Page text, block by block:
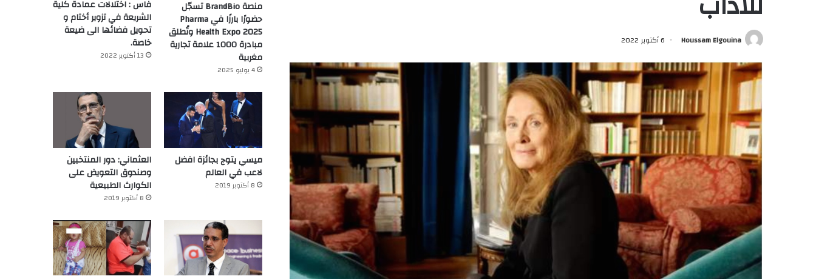
Houssam Elgouina 6 أكتوبر 2022
منصة BrandBio تسجّل
حضورًا بارزًا في Pharma
Health Expo 2025 وتُطلق
مبادرة 1000 علامة تجارية
مغربية
4 يوليو 2025
فاس : اختلالات عمادة كلية
الشريعة في تزوير أختام و
تحويل فضائها الى ضيعة
خاصة.
13 أكتوبر 2022
ميسي يتوج بجائزة افضل
لاعب في العالم‎
8 أكتوبر 2019
العثماني: دور المنتخبين
وصندوق التعويض على
الكوارث الطبيعية
8 أكتوبر 2019